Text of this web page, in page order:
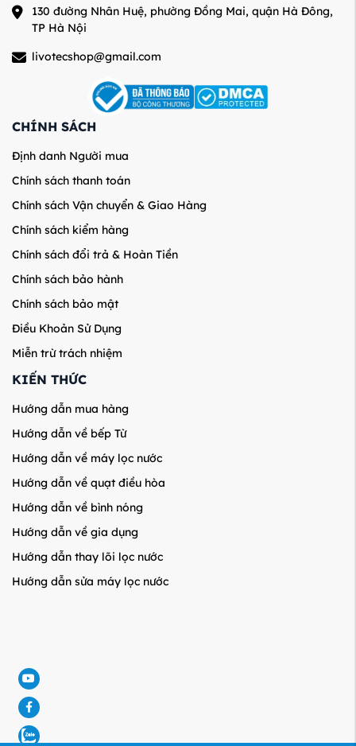
130 đường Nhân Huệ, phường Đồng Mai, quận Hà Đông,
TP Hà Nội
livotecshop@gmail.com
CHÍNH SÁCH
Định danh Người mua
Chính sách thanh toán
Chính sách Vận chuyển & Giao Hàng
Chính sách kiểm hàng
Chính sách đổi trả & Hoàn Tiền
Chính sách bảo hành
Chính sách bảo mật
Điều Khoản Sử Dụng
Miễn trừ trách nhiệm
KIẾN THỨC
Hướng dẫn mua hàng
Hướng dẫn về bếp Từ
Hướng dẫn về máy lọc nước
Hướng dẫn về quạt điều hòa
Hướng dẫn về bình nóng
Hướng dẫn về gia dụng
Hướng dẫn thay lõi lọc nước
Hướng dẫn sửa máy lọc nước